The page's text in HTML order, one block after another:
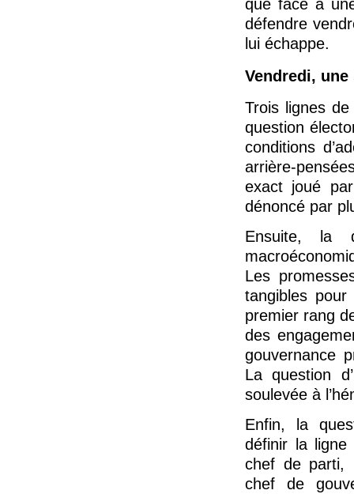
que face à
défendre
lui échappe.
Vendredi,
Trois lignes
question
conditions
arrière-
exact joué
dénoncé par
Ensuite, la
Les
tangibles
premier rang
des
gouvernance
La question
soulevée à
Enfin, la
définir la
chef de parti,
chef de